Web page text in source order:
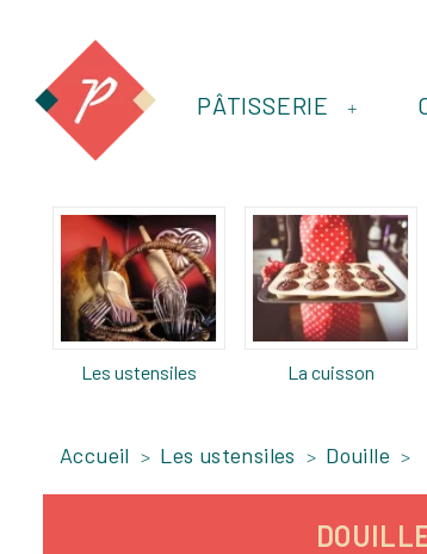
+
PÂTISSERIE
Les ustensiles La cuisson
Accueil Les ustensiles Douille